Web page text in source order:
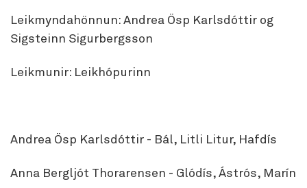
Leikmyndahönnun: Andrea Ösp Karlsdóttir og
Sigsteinn Sigurbergsson
Leikmunir: Leikhópurinn
Andrea Ösp Karlsdóttir - Bál, Litli Litur, Hafdís
Anna Bergljót Thorarensen - Glódís, Ástrós, Marín